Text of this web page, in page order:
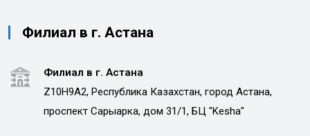
Филиал в г. Астана
Филиал в г. Астана
Z10H9A2, Республика Казахстан, город Астана,
проспект Сарыарка, дом 31/1, БЦ "Kesha"